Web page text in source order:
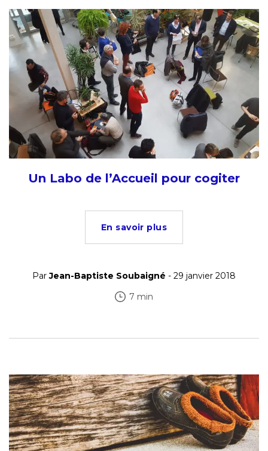
Un Labo de l’Accueil pour cogiter
En savoir plus
ParJean-Baptiste Soubaigné - 29 janvier 2018
7 min